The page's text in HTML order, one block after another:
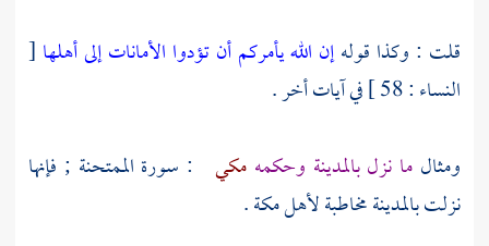
قلت : وكذا قولهإن الله يأمركم أن تؤدوا الأمانات إلى أهلها [
النساء : 58 ] في آيات أخر .
ومثال ما نزلبالمدينة وحكمه مكي : سورة الممتحنة ; فإنها
نزلتبالمدينةمخاطبةلأهلمكة.